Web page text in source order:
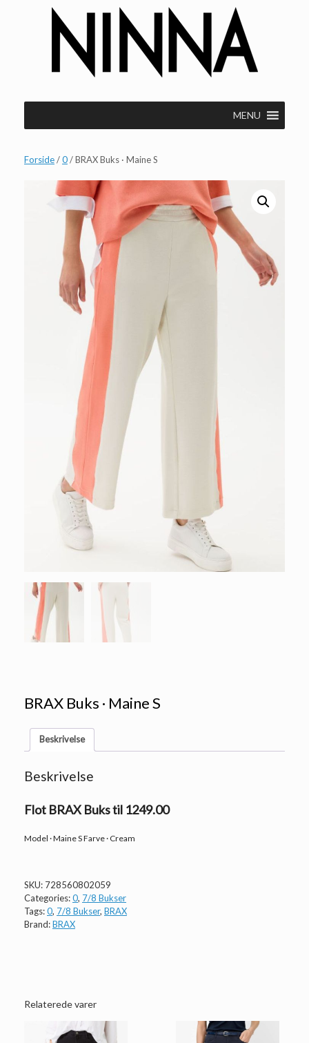
MENU
Forside/0/ BRAX Buks · Maine S
BRAX Buks · Maine S
Beskrivelse
Beskrivelse
Flot BRAX Buks til 1249.00
Model · Maine S Farve · Cream
SKU: 728560802059
Categories:0, 7/8 Bukser
Tags:0, 7/8 Bukser, BRAX
Brand:BRAX
Relaterede varer